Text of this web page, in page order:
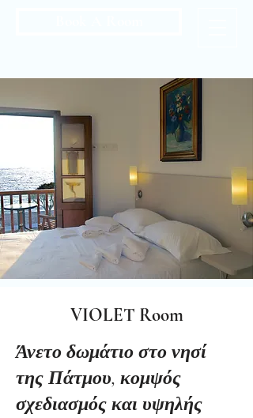
VIOLET Room
Άνετο δωμάτιο στο νησί
της Πάτμου, κομψός
σχεδιασμός και υψηλής